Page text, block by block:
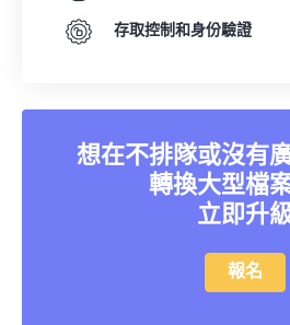
存取控制和身份驗證
想在不排隊或沒有
轉換大型檔
立即升
報名